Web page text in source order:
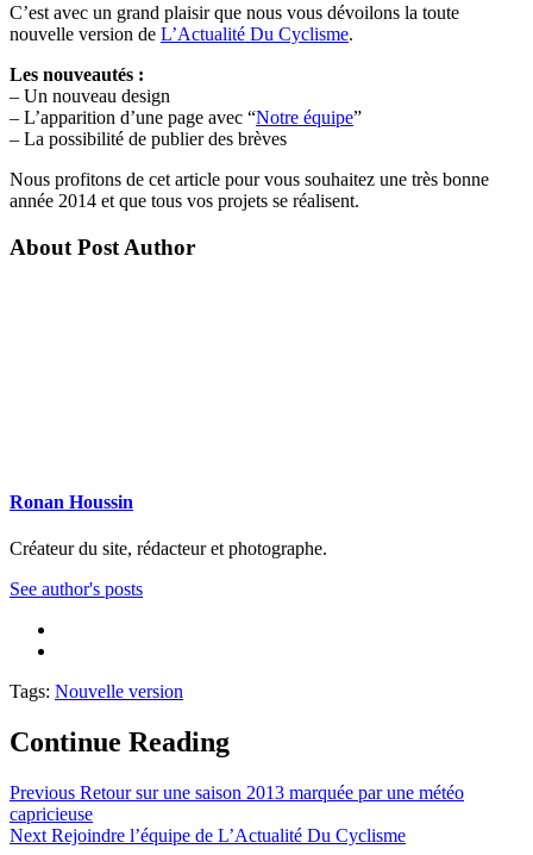
C’est avec un grand plaisir que nous vous dévoilons la toute
nouvelle version de L’Actualité Du Cyclisme.
Les nouveautés :
– Un nouveau design
– L’apparition d’une page avec “Notre équipe”
– La possibilité de publier des brèves
Nous profitons de cet article pour vous souhaitez une très bonne
année 2014 et que tous vos projets se réalisent.
About Post Author
Ronan Houssin
Créateur du site, rédacteur et photographe.
See author's posts
Tags: Nouvelle version
Continue Reading
Previous Retour sur une saison 2013 marquée par une météo
capricieuse
Next Rejoindre l’équipe de L’Actualité Du Cyclisme